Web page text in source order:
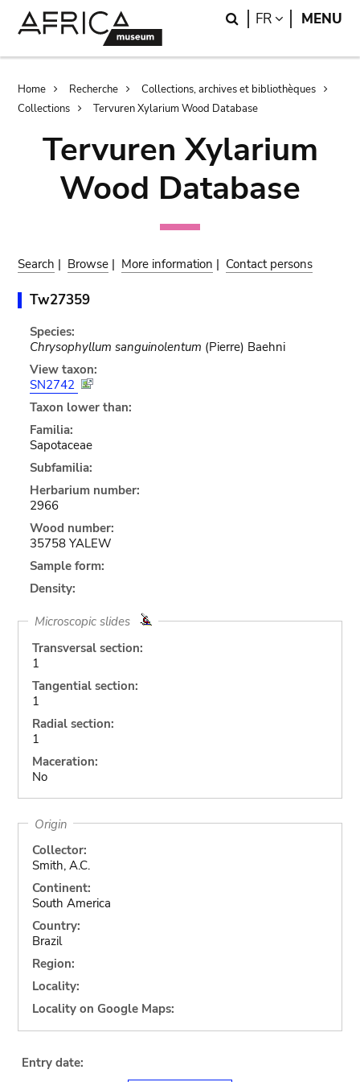
Search
FR LANGUAGE
MENU
Breadcrumb
Home Recherche
Collections, archives et bibliothèques
Collections
Tervuren Xylarium Wood Database
Tervuren Xylarium
Wood Database
Search | Browse | More information | Contact persons
Tw27359
Species:
Chrysophyllum sanguinolentum (Pierre) Baehni
View taxon:
SN2742
Taxon lower than:
Familia:
Sapotaceae
Subfamilia:
Herbarium number:
2966
Wood number:
35758 YALEW
Sample form:
Density:
Microscopic slides
Transversal section:
1
Tangential section:
1
Radial section:
1
Maceration:
No
Origin
Collector:
Smith, A.C.
Continent:
South America
Country:
Brazil
Region:
Locality:
Locality on Google Maps:
Entry date: